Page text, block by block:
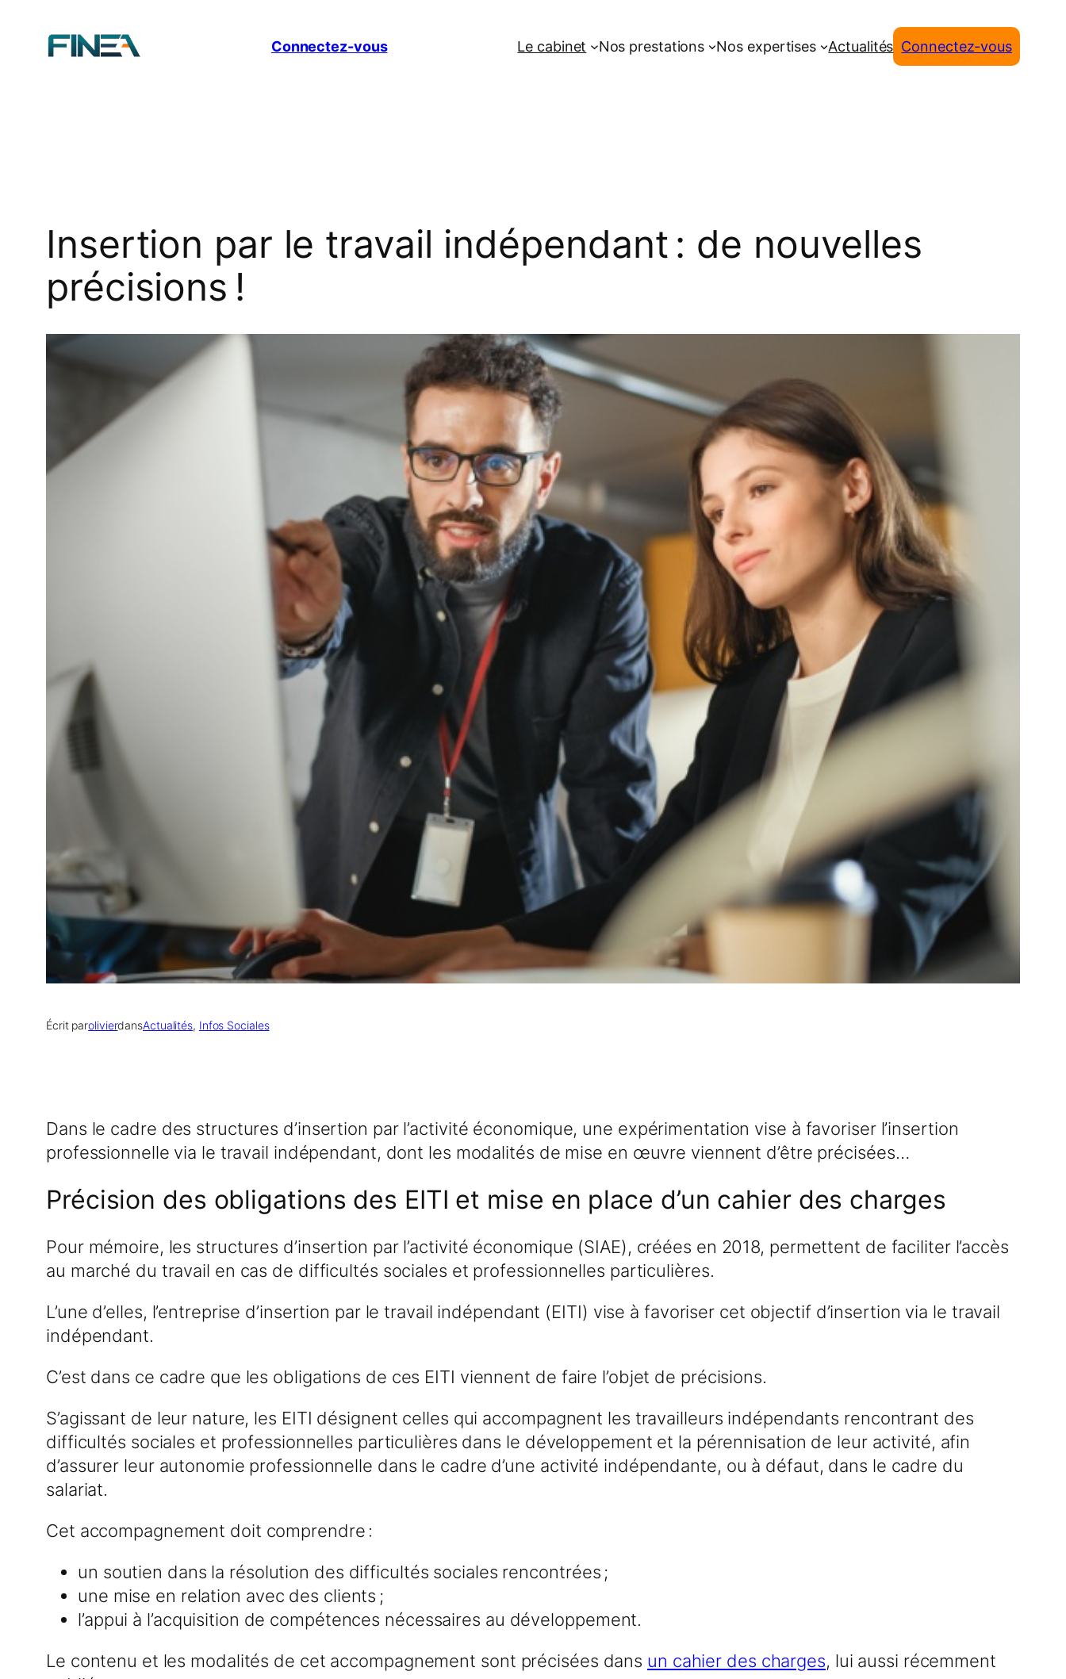
Connectez-vous Le cabinet Nos prestations Nos expertises Actualités Connectez-vous
Insertion par le travail indépendant : de nouvelles
précisions !
Écrit parolivierdansActualités, Infos Sociales
Dans le cadre des structures d’insertion par l’activité économique, une expérimentation vise à favoriser l’insertion
professionnelle via le travail indépendant, dont les modalités de mise en œuvre viennent d’être précisées…
Précision des obligations des EITI et mise en place d’un cahier des charges
Pour mémoire, les structures d’insertion par l’activité économique (SIAE), créées en 2018, permettent de faciliter l’accès
au marché du travail en cas de difficultés sociales et professionnelles particulières.
L’une d’elles, l’entreprise d’insertion par le travail indépendant (EITI) vise à favoriser cet objectif d’insertion via le travail
indépendant.
C’est dans ce cadre que les obligations de ces EITI viennent de faire l’objet de précisions.
S’agissant de leur nature, les EITI désignent celles qui accompagnent les travailleurs indépendants rencontrant des
difficultés sociales et professionnelles particulières dans le développement et la pérennisation de leur activité, afin
d’assurer leur autonomie professionnelle dans le cadre d’une activité indépendante, ou à défaut, dans le cadre du
salariat.
Cet accompagnement doit comprendre :
un soutien dans la résolution des difficultés sociales rencontrées ;
une mise en relation avec des clients ;
l’appui à l’acquisition de compétences nécessaires au développement.
Le contenu et les modalités de cet accompagnement sont précisées dans un cahier des charges, lui aussi récemment